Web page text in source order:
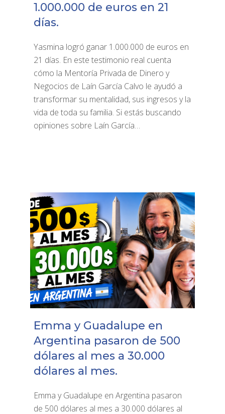
1.000.000 de euros en 21
días.
Yasmina logró ganar 1.000.000 de euros en
21 días. En este testimonio real cuenta
cómo la Mentoría Privada de Dinero y
Negocios de Laín García Calvo le ayudó a
transformar su mentalidad, sus ingresos y la
vida de toda su familia. Si estás buscando
opiniones sobre Laín García…
Emma y Guadalupe en
Argentina pasaron de 500
dólares al mes a 30.000
dólares al mes.
Emma y Guadalupe en Argentina pasaron
de 500 dólares al mes a 30.000 dólares al